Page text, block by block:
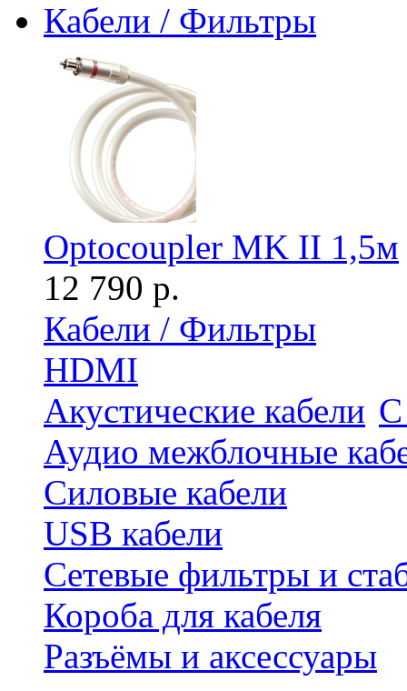
Кабели / Фильтры
Optocoupler MK II 1,5м
12 790 р.
Кабели / Фильтры
HDMI
Акустические кабели С
Аудио межблочные
Силовые кабели
USB кабели
Сетевые фильтры и
Короба для кабеля
Разъёмы и аксессуары